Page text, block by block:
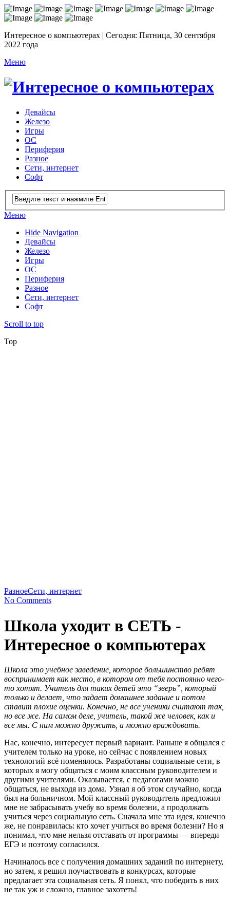
Интересное о компьютерах | Сегодня: Пятница, 30 сентября
2022 года
Меню
Девайсы
Железо
Игры
ОС
Периферия
Разное
Сети, интернет
Софт
Меню
Hide Navigation
Девайсы
Железо
Игры
ОС
Периферия
Разное
Сети, интернет
Софт
Scroll to top
Top
РазноеСети, интернет
No Comments
Школа уходит в СЕТЬ -
Интересное о компьютерах
Школа это учебное заведение, которое большинство ребят
воспринимает как место, в котором от тебя постоянно чего-
то хотят. Учитель для таких детей это “зверь”, который
только и делает, что задает домашнее задание и потом
ставит плохие оценки. Конечно, не все ученики считают так,
но все же. На самом деле, учитель, такой же человек, как и
все мы. С ним можно дружить, а можно враждовать.
Нас, конечно, интересует первый вариант. Раньше я общался с
учителем только на уроке, но сейчас с появлением новых
технологий всё поменялось. Разработаны социальные сети, в
которых я могу общаться с моим классным руководителем и
другими учителями. Оказывается, с педагогами можно
общаться, не выходя из дома. Узнал я об этом случайно, когда
был на больничном. Мой классный руководитель предложил
мне не забрасывать учебу во время болезни, а продолжать
учиться через социальную сеть. Сначала мне эта идея, конечно
же, не понравилась: кто хочет учиться во время болезни? Но я
понимал, что мне нельзя отставать от программы — впереди
ЕГЭ и поэтому согласился.
Начиналось все с получения домашних заданий по интернету,
но затем, я решил поучаствовать в конкурсах, которые
предлагает эта социальная сеть. Я понял, что победить в них
не так уж и сложно, главное захотеть!